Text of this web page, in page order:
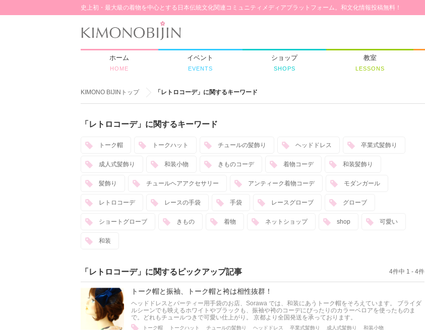
史上初・最大級の着物を中心とする日本伝統文化関連コミュニティメディアプラットフォーム。和文化情報投稿無料！
ホーム
HOME
イベント
EVENTS
ショップ
SHOPS
教室
LESSONS
KIMONO BIJINトップ 「レトロコーデ」に関するキーワード
「レトロコーデ」に関するキーワード
トーク帽 トークハット チュールの髪飾り ヘッドドレス 卒業式髪飾り
成人式髪飾り 和装小物 きものコーデ 着物コーデ 和装髪飾り
髪飾り チュールヘアアクセサリー アンティーク着物コーデ モダンガール
レトロコーデ レースの手袋 手袋 レースグローブ グローブ
ショートグローブ きもの 着物 ネットショップ shop 可愛い
和装
「レトロコーデ」に関するピックアップ記事 4件中 1 - 4件
トーク帽と振袖、トーク帽と袴は相性抜群！
ヘッドドレスとパーティー用手袋のお店、Sorawa では、和装にあうトーク帽をそろえています。 ブライダ
ルシーンでも映えるホワイトやブラックも、振袖や袴のコーデにぴったりのカラーベロアを使ったものま
で。どれもチュールつきで可愛い仕上がり。 京都より全国発送を承っております。
トーク帽 トークハット チュールの髪飾り ヘッドドレス 卒業式髪飾り 成人式髪飾り
和装小物